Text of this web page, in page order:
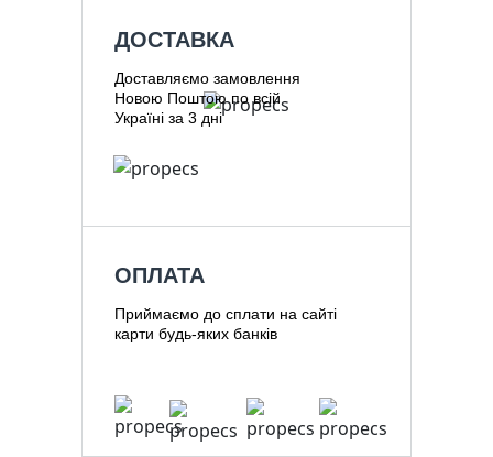
ДОСТАВКА
Доставляємо замовлення
Новою Поштою по всій
Україні за 3 дні
ОПЛАТА
Приймаємо до сплати на сайті
карти будь-яких банків